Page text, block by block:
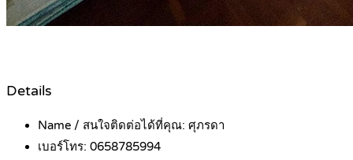
Details
Name / สนใจติดต่อได้ที่คุณ: ศุภรดา
เบอร์โทร: 0658785994